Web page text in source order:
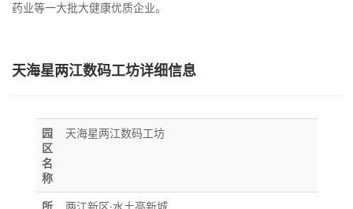
药业等一大批大健康优质企业。
天海星两江数码工坊详细信息
园
区
名
称
天海星两江数码工坊
所
两江新区·水土高新城